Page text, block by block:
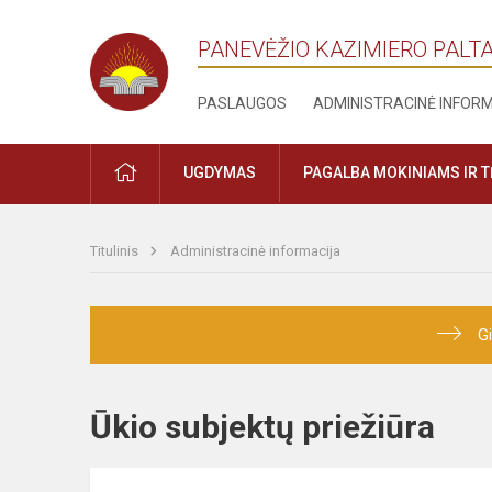
PANEVĖŽIO KAZIMIERO
PASLAUGOS ADMINISTRACINĖ
PRADŽIAUGDYMAS PAGALBA MOKINIAMS IR
Titulinis Administracinė informacija
Ūkio subjektų priežiūra